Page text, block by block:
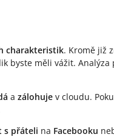
charakteristik. Kromě již
byste měli vážit. Analýza
a zálohuje v cloudu.
s přáteli na Facebooku